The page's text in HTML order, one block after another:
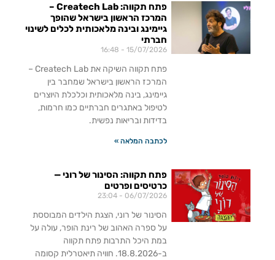
פתח תקווה: Createch Lab –
המרכז הראשון בישראל שהופך
גיימינג ובינה מלאכותית לכלים לשינוי
חברתי
15/07/2026
פתח תקווה השיקה את Createch Lab –
המרכז הראשון בישראל שמחבר בין
גיימינג, בינה מלאכותית וכלכלת היוצרים
לטיפול באתגרים חברתיים כמו חרמות,
בדידות ובריאות נפשית.
לכתבה המלאה »
פתח תקווה: הסינור של רוני —
כרטיסים ופרטים
06/07/2026
הסינור של רוני, הצגת הילדים המבוססת
על ספרה האהוב של רינת הופר, עולה על
במת היכל התרבות פתח תקווה
ב-18.8.2026. חוויה תיאטרלית קסומה